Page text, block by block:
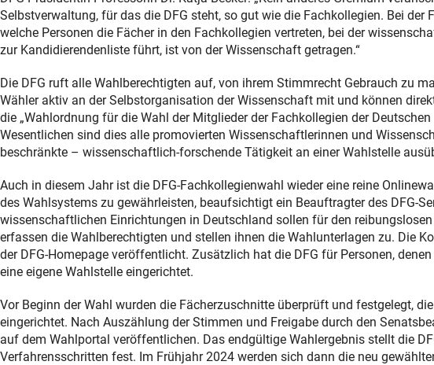
Selbstverwaltung, für das die DFG steht, so gut wie die Fachkollegien. Bei
welche Personen die Fächer in den Fachkollegien vertreten, bei der
zur Kandidierendenliste führt, ist von der Wissenschaft getragen.“
Die DFG ruft alle Wahlberechtigten auf, von ihrem Stimmrecht Gebrauch zu
Wähler aktiv an der Selbstorganisation der Wissenschaft mit und können
die „Wahlordnung für die Wahl der Mitglieder der Fachkollegien der
Wesentlichen sind dies alle promovierten Wissenschaftlerinnen und
beschränkte – wissenschaftlich-forschende Tätigkeit an einer Wahlstelle
Auch in diesem Jahr ist die DFG-Fachkollegienwahl wieder eine reine
des Wahlsystems zu gewährleisten, beaufsichtigt ein Beauftragter des DFG-
wissenschaftlichen Einrichtungen in Deutschland sollen für den
erfassen die Wahlberechtigten und stellen ihnen die Wahlunterlagen zu. Die
der DFG-Homepage veröffentlicht. Zusätzlich hat die DFG für Personen,
eine eigene Wahlstelle eingerichtet.
Vor Beginn der Wahl wurden die Fächerzuschnitte überprüft und festgelegt,
eingerichtet. Nach Auszählung der Stimmen und Freigabe durch den
auf dem Wahlportal veröffentlichen. Das endgültige Wahlergebnis stellt die
Verfahrensschritten fest. Im Frühjahr 2024 werden sich dann die neu